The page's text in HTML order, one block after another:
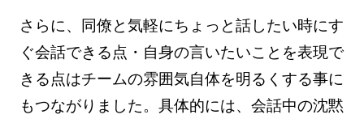
さらに、同僚と気軽にちょっと話したい時にす
ぐ会話できる点・自身の言いたいことを表現で
きる点はチームの雰囲気自体を明るくする事に
もつながりました。具体的には、会話中の沈黙